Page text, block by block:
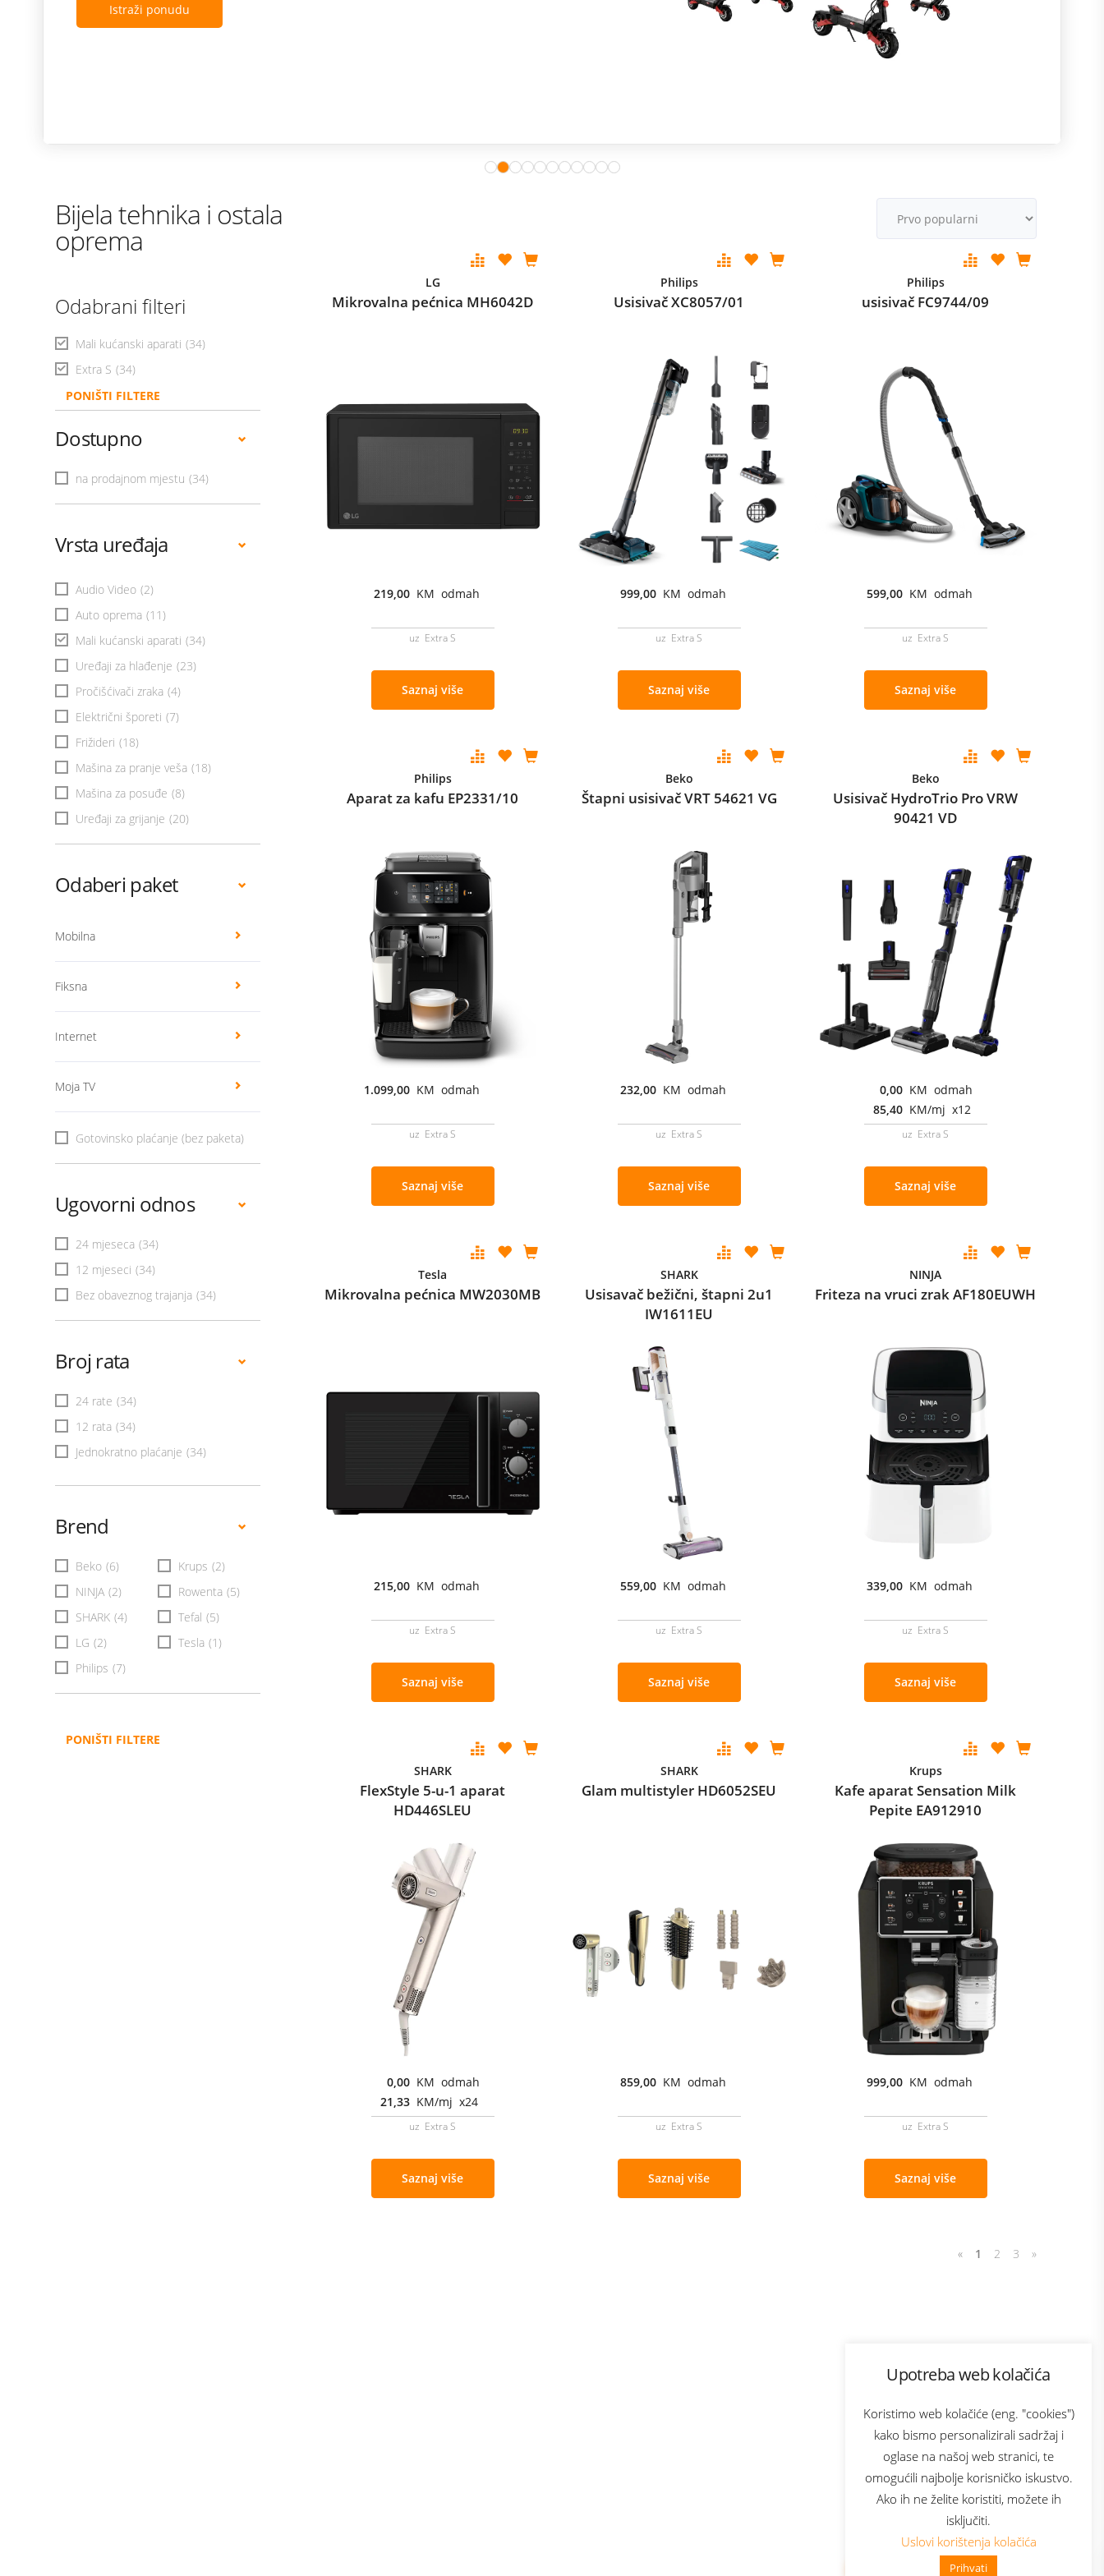
Upotreba web kolačića
Koristimo web kolačiće (eng. "cookies")
kako bismo personalizirali sadržaj i
oglase na našoj web stranici, te
omogućili najbolje korisničko iskustvo.
Ako ih ne želite koristiti, možete ih
isključiti.
Uslovi korištenja kolačića
Prihvati
👋 Zdravo, kako mogu pomoći?
Istraži ponudu
Bijela tehnika i ostala
oprema
Odabrani filteri
Mali kućanski aparati (34)
Extra S (34)
PONIŠTI FILTERE
Dostupno
na prodajnom mjestu (34)
Vrsta uređaja
Audio Video (2)
Auto oprema (11)
Mali kućanski aparati (34)
Uređaji za hlađenje (23)
Pročišćivači zraka (4)
Električni šporeti (7)
Frižideri (18)
Mašina za pranje veša (18)
Mašina za posuđe (8)
Uređaji za grijanje (20)
Odaberi paket
Mobilna
Fiksna
Internet
Moja TV
Gotovinsko plaćanje (bez paketa)
Ugovorni odnos
24 mjeseca (34)
12 mjeseci (34)
Bez obaveznog trajanja (34)
Broj rata
24 rate (34)
12 rata (34)
Jednokratno plaćanje (34)
Brend
Beko (6) Krups (2)
NINJA (2) Rowenta (5)
SHARK (4) Tefal (5)
LG (2) Tesla (1)
Philips (7)
PONIŠTI FILTERE
LG
Mikrovalna pećnica MH6042D
219,00 KM odmah
uz Extra S
Saznaj više
Philips
Usisivač XC8057/01
999,00 KM odmah
uz Extra S
Saznaj više
Philips
usisivač FC9744/09
599,00 KM odmah
uz Extra S
Saznaj više
Philips
Aparat za kafu EP2331/10
1.099,00 KM odmah
uz Extra S
Saznaj više
Beko
Štapni usisivač VRT 54621 VG
232,00 KM odmah
uz Extra S
Saznaj više
Beko
Usisivač HydroTrio Pro VRW
90421 VD
0,00 KM odmah
85,40 KM/mj x12
uz Extra S
Saznaj više
Tesla
Mikrovalna pećnica MW2030MB
215,00 KM odmah
uz Extra S
Saznaj više
SHARK
Usisavač bežični, štapni 2u1
IW1611EU
559,00 KM odmah
uz Extra S
Saznaj više
NINJA
Friteza na vruci zrak AF180EUWH
339,00 KM odmah
uz Extra S
Saznaj više
SHARK
FlexStyle 5-u-1 aparat
HD446SLEU
0,00 KM odmah
21,33 KM/mj x24
uz Extra S
Saznaj više
SHARK
Glam multistyler HD6052SEU
859,00 KM odmah
uz Extra S
Saznaj više
Krups
Kafe aparat Sensation Milk
Pepite EA912910
999,00 KM odmah
uz Extra S
Saznaj više
« 1 2 3 »
Bonus plus
Prijava za newsletter